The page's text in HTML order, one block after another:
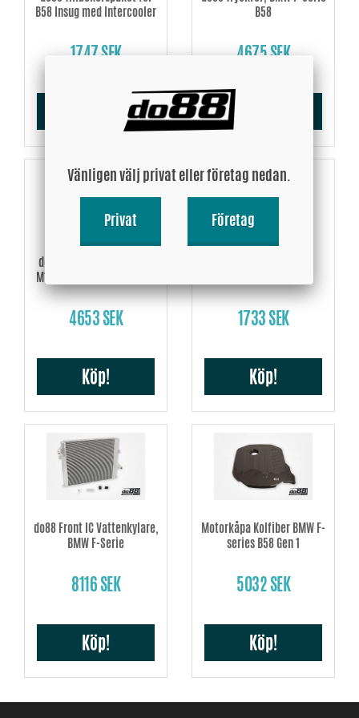
B58 Insug med Intercooler
1747 SEK
B58
4675 SEK
do88 Insugssystem, BMW
M140i M240i 340i 440i F3X
4653 SEK
Köp!
1733 SEK
Köp!
do88 Front IC Vattenkylare,
BMW F-Serie
8116 SEK
Köp!
Motorkåpa Kolfiber BMW F-
series B58 Gen 1
5032 SEK
Köp!
Vänligen välj privat eller företag nedan.
Privat Företag